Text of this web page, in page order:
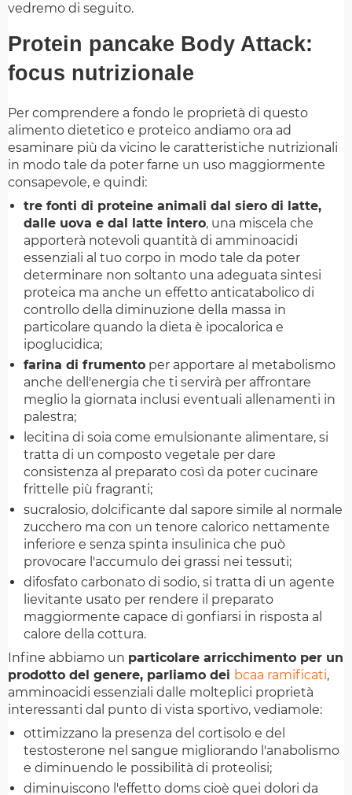
vedremo di seguito.
Protein pancake Body Attack:
focus nutrizionale
Per comprendere a fondo le proprietà di questo
alimento dietetico e proteico andiamo ora ad
esaminare più da vicino le caratteristiche nutrizionali
in modo tale da poter farne un uso maggiormente
consapevole, e quindi:
tre fonti di proteine animali dal siero di latte,
dalle uova e dal latte intero, una miscela che
apporterà notevoli quantità di amminoacidi
essenziali al tuo corpo in modo tale da poter
determinare non soltanto una adeguata sintesi
proteica ma anche un effetto anticatabolico di
controllo della diminuzione della massa in
particolare quando la dieta è ipocalorica e
ipoglucidica;
farina di frumento per apportare al metabolismo
anche dell'energia che ti servirà per affrontare
meglio la giornata inclusi eventuali allenamenti in
palestra;
lecitina di soia come emulsionante alimentare, si
tratta di un composto vegetale per dare
consistenza al preparato così da poter cucinare
frittelle più fragranti;
sucralosio, dolcificante dal sapore simile al normale
zucchero ma con un tenore calorico nettamente
inferiore e senza spinta insulinica che può
provocare l'accumulo dei grassi nei tessuti;
difosfato carbonato di sodio, si tratta di un agente
lievitante usato per rendere il preparato
maggiormente capace di gonfiarsi in risposta al
calore della cottura.
Infine abbiamo un particolare arricchimento per un
prodotto del genere, parliamo dei bcaa ramificati,
amminoacidi essenziali dalle molteplici proprietà
interessanti dal punto di vista sportivo, vediamole:
ottimizzano la presenza del cortisolo e del
testosterone nel sangue migliorando l'anabolismo
e diminuendo le possibilità di proteolisi;
diminuiscono l'effetto doms cioè quei dolori da